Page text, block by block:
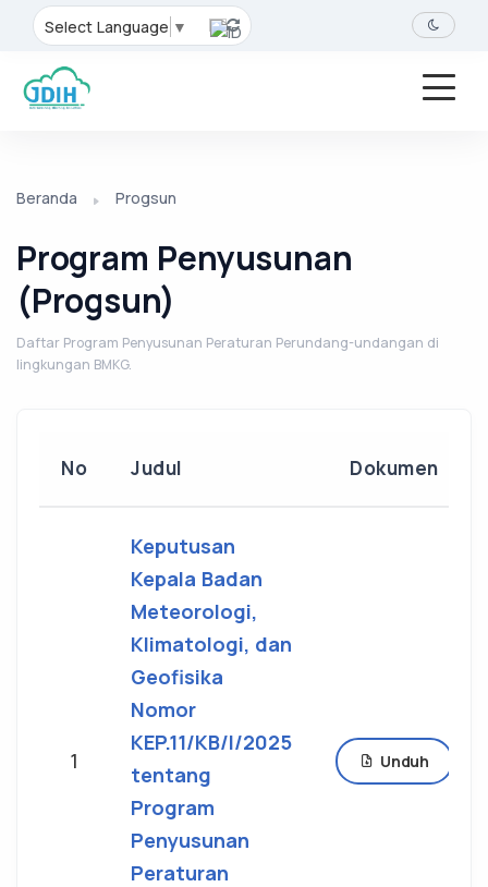
Select Language ▼
Beranda Progsun
Program Penyusunan
(Progsun)
Daftar Program Penyusunan Peraturan Perundang-undangan di
lingkungan BMKG.
No Judul Dokumen
1
Keputusan
Kepala Badan
Meteorologi,
Klimatologi, dan
Geofisika
Nomor
KEP.11/KB/I/2025
tentang
Program
Penyusunan
Peraturan
Unduh